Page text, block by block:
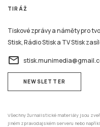
TIRÁŽ
Tiskové zprávy a náměty pro
Stisk, Rádio Stisk a TV Stisk
email
NEWSLETTER
Všechny žurnalistické materiály jsou
jiném zpravodajském serveru nebo